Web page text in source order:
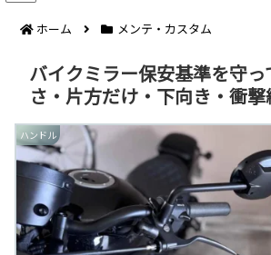
ホーム メンテ・カスタム
バイクミラー保安基準を守
さ・片方だけ・下向き・衝撃
ハンドル